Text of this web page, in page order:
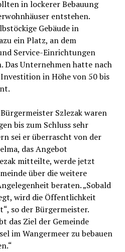
in lockerer Bebauung
entstehen.
Gebäude in
ein Platz, an dem
Service-Einrichtungen
Unternehmen hatte nach
in Höhe von 50 bis
Szlezak waren
bis zum Schluss sehr
sei er überrascht von der
das Angebot
mitteilte, werde jetzt
über die weitere
beraten. „Sobald
wird die Öffentlichkeit
so der Bürgermeister.
das Ziel der Gemeinde
im Wangermeer zu bebauen